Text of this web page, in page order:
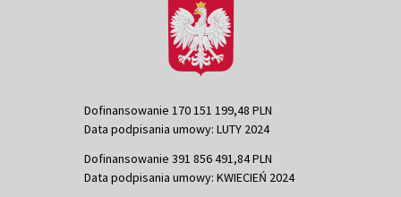
Dofinansowanie 170 151 199,48 PLN
Data podpisania umowy: LUTY 2024
Dofinansowanie 391 856 491,84 PLN
Data podpisania umowy: KWIECIEŃ 2024